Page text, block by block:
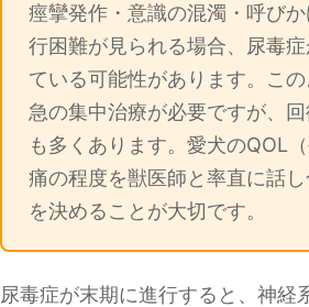
痙攣発作・意識の混濁・呼び
行困難が見られる場合、尿毒
ている可能性があります。こ
急の集中治療が必要ですが、
も多くあります。愛犬のQOL
痛の程度を獣医師と率直に話
を決めることが大切です。
尿毒症が末期に進行すると、神経